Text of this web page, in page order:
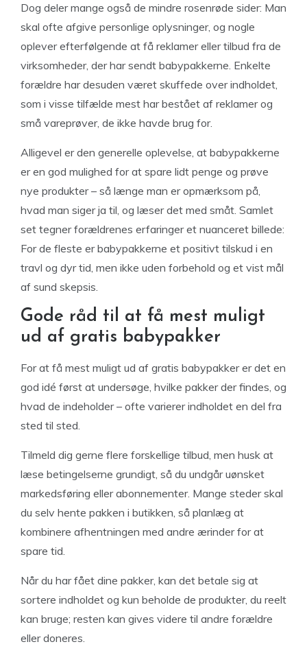
Dog deler mange også de mindre rosenrøde sider: Man
skal ofte afgive personlige oplysninger, og nogle
oplever efterfølgende at få reklamer eller tilbud fra de
virksomheder, der har sendt babypakkerne. Enkelte
forældre har desuden været skuffede over indholdet,
som i visse tilfælde mest har bestået af reklamer og
små vareprøver, de ikke havde brug for.
Alligevel er den generelle oplevelse, at babypakkerne
er en god mulighed for at spare lidt penge og prøve
nye produkter – så længe man er opmærksom på,
hvad man siger ja til, og læser det med småt. Samlet
set tegner forældrenes erfaringer et nuanceret billede:
For de fleste er babypakkerne et positivt tilskud i en
travl og dyr tid, men ikke uden forbehold og et vist mål
af sund skepsis.
Gode råd til at få mest muligt
ud af gratis babypakker
For at få mest muligt ud af gratis babypakker er det en
god idé først at undersøge, hvilke pakker der findes, og
hvad de indeholder – ofte varierer indholdet en del fra
sted til sted.
Tilmeld dig gerne flere forskellige tilbud, men husk at
læse betingelserne grundigt, så du undgår uønsket
markedsføring eller abonnementer. Mange steder skal
du selv hente pakken i butikken, så planlæg at
kombinere afhentningen med andre ærinder for at
spare tid.
Når du har fået dine pakker, kan det betale sig at
sortere indholdet og kun beholde de produkter, du reelt
kan bruge; resten kan gives videre til andre forældre
eller doneres.